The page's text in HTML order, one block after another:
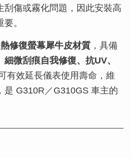
刮傷或霧化問題，因此安裝高
。
修復螢幕犀牛皮材質 ，具備
微刮痕自我修復、抗UV、
有效延長儀表使用壽命，維
是 G310R／G310GS 車主的